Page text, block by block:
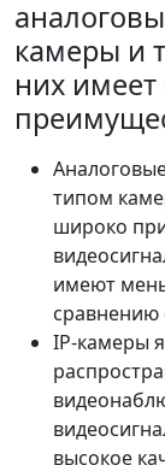
камеры и
них имеет
типом
широко
имеют
сравнению
IP-камеры
высокое